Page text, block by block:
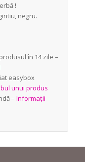
!
negru.
în 14 zile –
easybox
unui produs
– Informații